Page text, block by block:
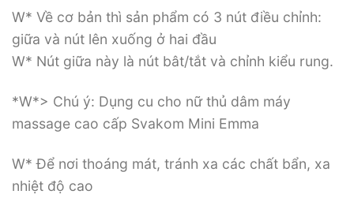
W* Về cơ bản thì sản phẩm có 3 nút điều chỉnh:
giữa và nút lên xuống ở hai đầu
W* Nút giữa này là nút bât/tắt và chỉnh kiểu rung.
*W*> Chú ý: Dụng cu cho nữ thủ dâm máy
massage cao cấp Svakom Mini Emma
W* Để nơi thoáng mát, tránh xa các chất bẩn, xa
nhiệt độ cao